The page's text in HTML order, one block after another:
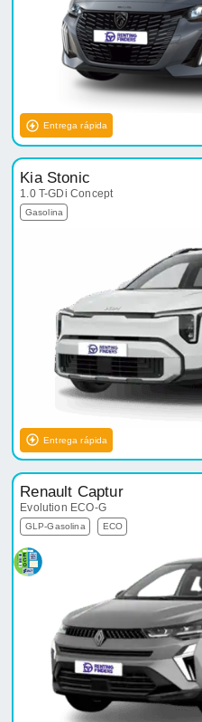
Entrega rápida
Kia Stonic
1.0 T-GDi Concept
Gasolina
Entrega rápida
Renault Captur
Evolution ECO-G
GLP-Gasolina ECO